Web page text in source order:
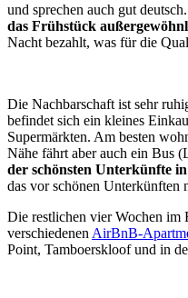
und sprechen auch gut deutsch.
das Frühstück
Nacht bezahlt, was für die
Die Nachbarschaft ist sehr
befindet sich ein kleines
Supermärkten. Am besten
Nähe fährt aber auch ein Bus
der schönsten Unterkünfte
das vor schönen Unterkünften
Die restlichen vier Wochen im
verschiedenen AirBnB-
Point, Tamboerskloof und in